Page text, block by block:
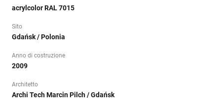
acrylcolor RAL 7015
Sito
Gdańsk / Polonia
Anno di costruzione
2009
Architetto
Archi Tech Marcin Pilch / Gdańsk